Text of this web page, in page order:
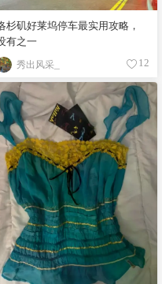
杉矶好莱坞停车最实用攻略，
有之一
秀出风采_ 12